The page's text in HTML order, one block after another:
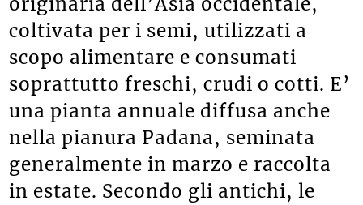
coltivata per i semi, utilizzati a
scopo alimentare e consumati
soprattutto freschi, crudi o cotti. E’
una pianta annuale diffusa anche
nella pianura Padana, seminata
generalmente in marzo e raccolta
in estate. Secondo gli antichi, le